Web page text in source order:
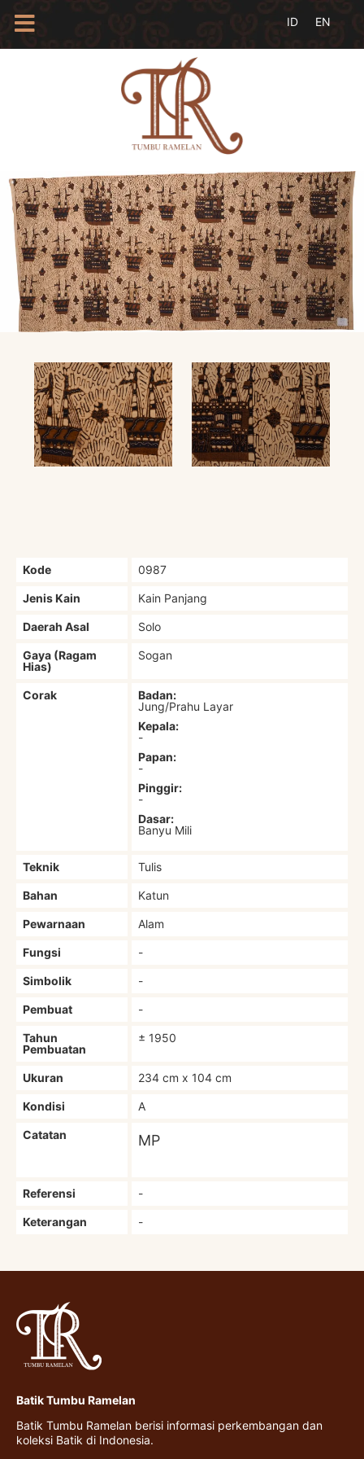
PROFIL
INSAN
BATIK
KAMUS
BATIK
KATALOG
BATIK
TANYA
JAWAB
LINKS
Kode 0987
Jenis Kain Kain Panjang
Daerah Asal Solo
Gaya (Ragam
Hias)
Sogan
Corak
Badan:
Jung/Prahu Layar
Kepala:
-
Papan:
-
Pinggir:
-
Dasar:
Banyu Mili
Teknik Tulis
Bahan Katun
Pewarnaan Alam
Fungsi -
Simbolik -
Pembuat -
Tahun
Pembuatan
± 1950
Ukuran 234 cm x 104 cm
Kondisi A
Catatan MP
Referensi -
Keterangan -
Batik Tumbu Ramelan
Batik Tumbu Ramelan berisi informasi perkembangan dan
koleksi Batik di Indonesia.